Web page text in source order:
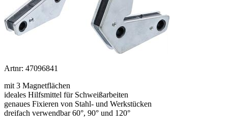
Artnr: 47096841
mit 3 Magnetflächen
ideales Hilfsmittel für Schweißarbeiten
genaues Fixieren von Stahl- und Werkstücken
dreifach verwendbar 60°, 90° und 120°